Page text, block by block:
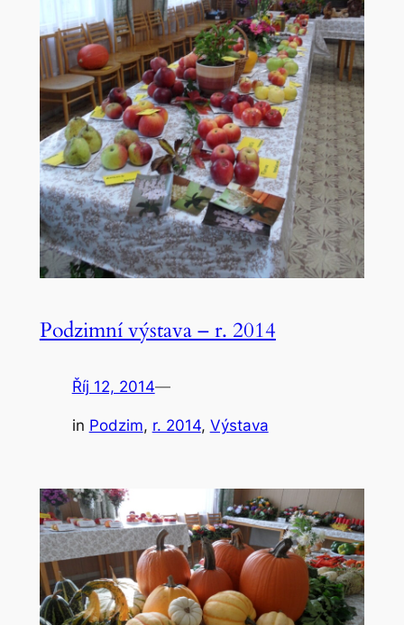
Podzimní výstava – r. 2014
Říj 12, 2014—
in Podzim, r. 2014, Výstava